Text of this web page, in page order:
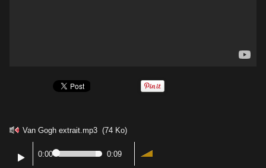
Van Gogh extrait.mp3 (74 Ko)
0:00 0:09